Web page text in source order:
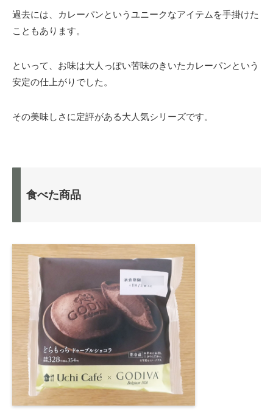
過去には、カレーパンというユニークなアイテムを手掛けた
こともあります。
といって、お味は大人っぽい苦味のきいたカレーパンという
安定の仕上がりでした。
その美味しさに定評がある大人気シリーズです。
食べた商品